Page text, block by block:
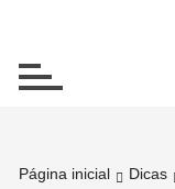
conteúdo
Página inicial
Dicas